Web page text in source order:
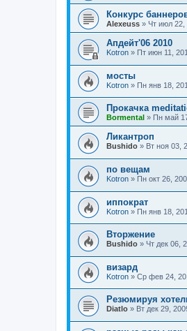
Конкурс
Alexeuss » Чт июл 22,
Апдейт'06 2010
Kotron » Пт июн 11,
мосты
Kotron » Пн янв 18,
Прокачка
Bormental » Пн май
Ликантроп
Bushido » Вт ноя 03,
по вещам
Kotron » Пн окт 26,
иппократ
Kotron » Пн янв 18,
Вторжение
Bushido » Чт дек 06,
визард
Kotron » Ср фев 24,
Резюмируя
Diatlo » Вт дек 29,